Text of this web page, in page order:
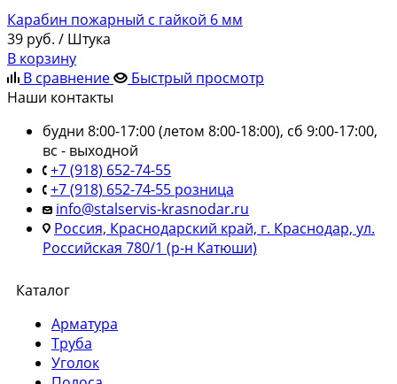
Карабин пожарный с гайкой 6 мм
39 руб. / Штука
В корзину
В сравнение
Быстрый просмотр
Наши контакты
будни 8:00-17:00 (летом 8:00-18:00), сб 9:00-17:00,
вс - выходной
+7 (918) 652-74-55
+7 (918) 652-74-55 розница
info@stalservis-krasnodar.ru
Россия, Краснодарский край, г. Краснодар, ул.
Российская 780/1 (р-н Катюши)
Каталог
Арматура
Труба
Уголок